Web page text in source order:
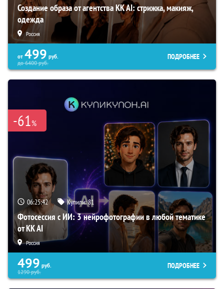
Создание образа от агентства KK AI: стрижка, макияж,
одежда
Россия
от 499 руб.
до6400руб.
ПОДРОБНЕЕ
-61%
06:25:41 Купили:81
Фотосессия с ИИ: 3 нейрофотографии в любой тематике
от KK AI
Россия
499 руб.
1290руб.
ПОДРОБНЕЕ